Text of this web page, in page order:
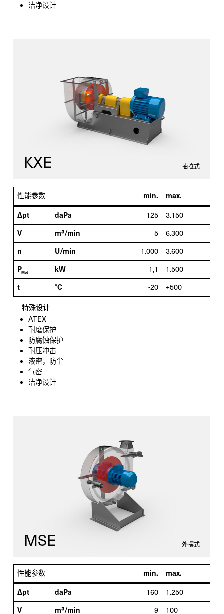
洁净设计
KXE 抽拉式
性能参数 min. max.
Δpt daPa 125
3.150
V
m³/min 5
6.300
n
U/min 1.000
3.600
PMot kW 1,1
1.500
t
°C -20 +500
特殊设计
ATEX
耐磨保护
防腐蚀保护
耐压冲击
液密，防尘
气密
洁净设计
MSE 外摆式
性能参数 min. max.
Δpt daPa 160
1.250
V
m³/min 9 100